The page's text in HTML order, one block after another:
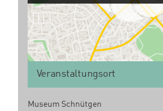
Veranstaltungsort
Museum Schnütgen